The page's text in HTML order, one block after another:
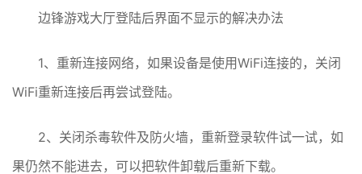
边锋游戏大厅登陆后界面不显示的解决办法
1、重新连接网络，如果设备是使用WiFi连接的，关闭
WiFi重新连接后再尝试登陆。
2、关闭杀毒软件及防火墙，重新登录软件试一试，如
果仍然不能进去，可以把软件卸载后重新下载。